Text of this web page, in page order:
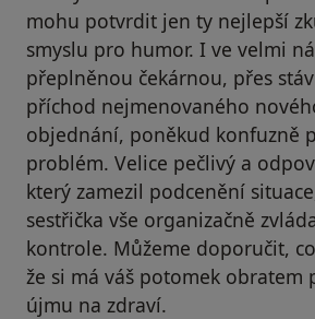
mohu potvrdit jen ty nejlepší
smyslu pro humor. I ve velmi
přeplněnou čekárnou, přes
příchod nejmenovaného
objednání, poněkud konfuzně
problém. Velice pečlivý a
který zamezil podcenění
sestřička vše organizačně
kontrole. Můžeme doporučit,
že si má váš potomek obratem
újmu na zdraví.